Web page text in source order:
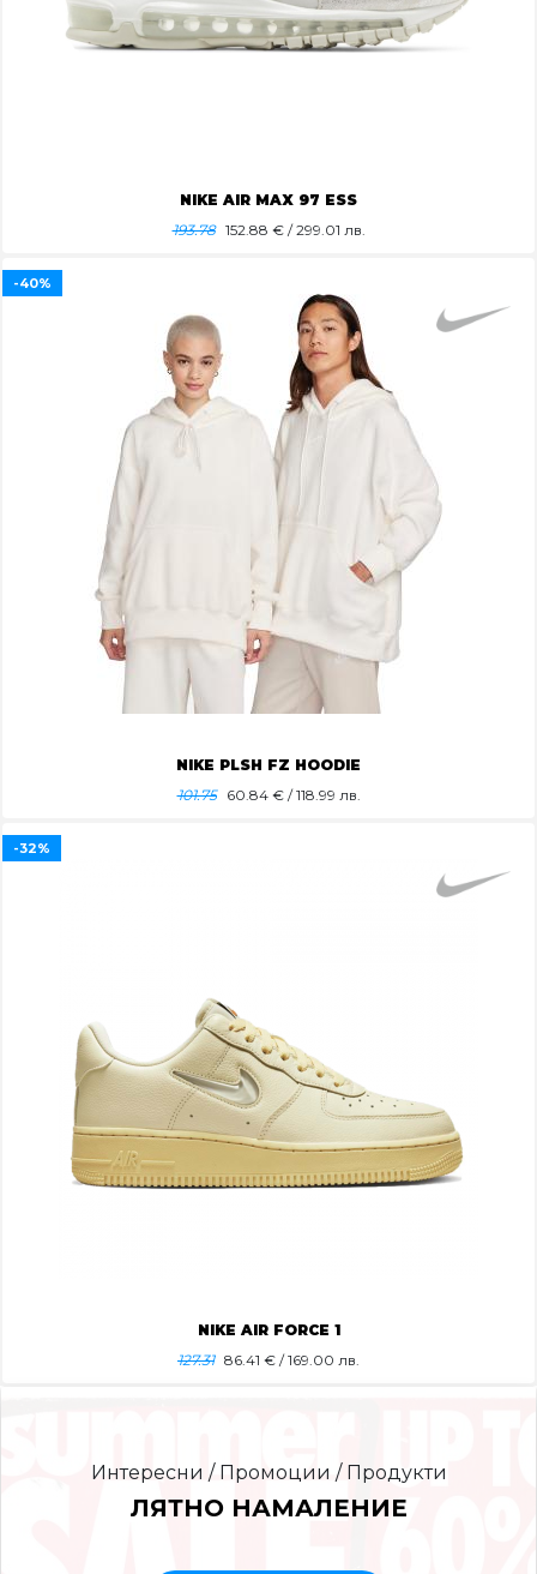
NIKE AIR MAX 97 ESS
193.78 152.88 € / 299.01 лв.
NIKE PLSH FZ HOODIE
101.75
60.84€ / 118.99 лв.
-40%
NIKE AIR FORCE 1
127.31 86.41 € / 169.00 лв.
-32%
Интересни / Промоции / Продукти
ЛЯТНО НАМАЛЕНИЕ